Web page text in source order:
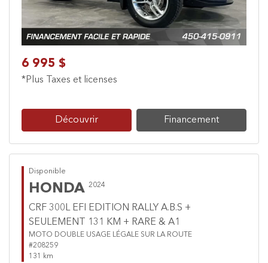
6 995 $
*Plus Taxes et licenses
Découvrir Financement
Disponible
HONDA 2024
CRF 300L EFI EDITION RALLY A.B.S +
SEULEMENT 131 KM + RARE & A1
MOTO DOUBLE USAGE LÉGALE SUR LA ROUTE
#208259
131 km